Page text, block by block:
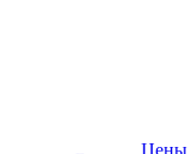
Цены